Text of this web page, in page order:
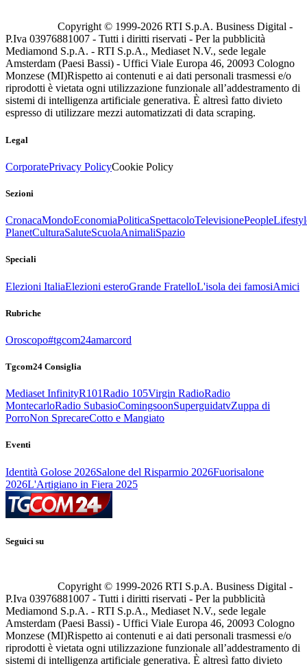
Copyright © 1999-2026 RTI S.p.A. Business Digital -
P.Iva 03976881007 - Tutti i diritti riservati - Per la pubblicità
Mediamond S.p.A. - RTI S.p.A., Mediaset N.V., sede legale
Amsterdam (Paesi Bassi) - Uffici Viale Europa 46, 20093 Cologno
Monzese (MI)Rispetto ai contenuti e ai dati personali trasmessi e/o
riprodotti è vietata ogni utilizzazione funzionale all’addestramento di
sistemi di intelligenza artificiale generativa. È altresì fatto divieto
espresso di utilizzare mezzi automatizzati di data scraping.
Legal
CorporatePrivacy PolicyCookie Policy
Sezioni
CronacaMondoEconomiaPoliticaSpettacoloTelevisionePeople
PlanetCulturaSaluteScuolaAnimaliSpazio
Speciali
Elezioni ItaliaElezioni esteroGrande FratelloL'isola dei famosiAmici
Rubriche
Oroscopo#tgcom24amarcord
Tgcom24 Consiglia
Mediaset InfinityR101Radio 105Virgin RadioRadio
MontecarloRadio SubasioComingsoonSuperguidatvZuppa di
PorroNon SprecareCotto e Mangiato
Eventi
Identità Golose 2026Salone del Risparmio 2026Fuorisalone
2026L'Artigiano in Fiera 2025
Seguici su
Copyright © 1999-2026 RTI S.p.A. Business Digital -
P.Iva 03976881007 - Tutti i diritti riservati - Per la pubblicità
Mediamond S.p.A. - RTI S.p.A., Mediaset N.V., sede legale
Amsterdam (Paesi Bassi) - Uffici Viale Europa 46, 20093 Cologno
Monzese (MI)Rispetto ai contenuti e ai dati personali trasmessi e/o
riprodotti è vietata ogni utilizzazione funzionale all’addestramento di
sistemi di intelligenza artificiale generativa. È altresì fatto divieto